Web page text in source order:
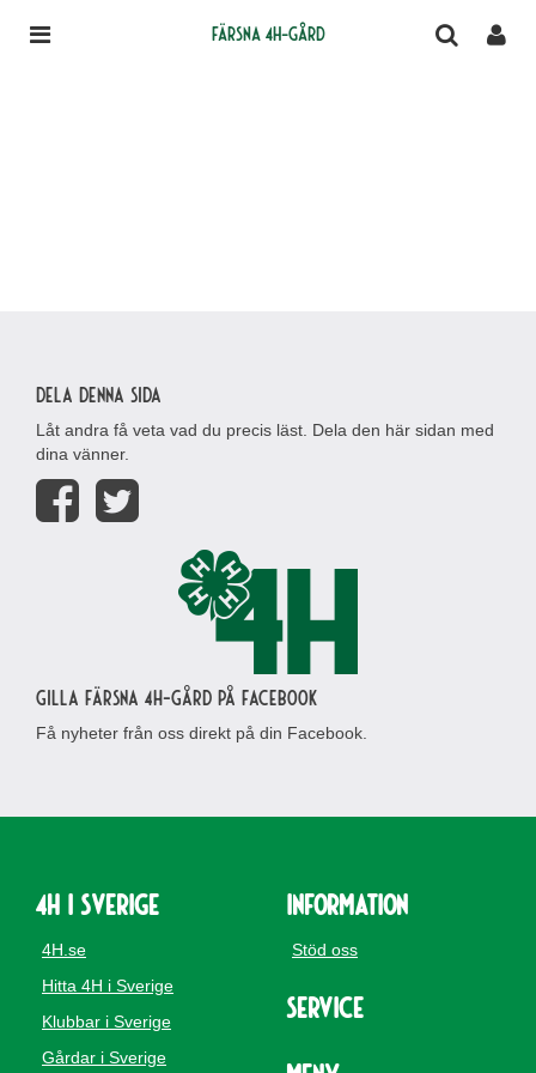
Färsna 4H-gård
Dela denna sida
Låt andra få veta vad du precis läst. Dela den här sidan med
dina vänner.
Gilla Färsna 4H-gård på Facebook
Få nyheter från oss direkt på din Facebook.
4H i Sverige
4H.se
Hitta 4H i Sverige
Klubbar i Sverige
Gårdar i Sverige
Information
Stöd oss
Service